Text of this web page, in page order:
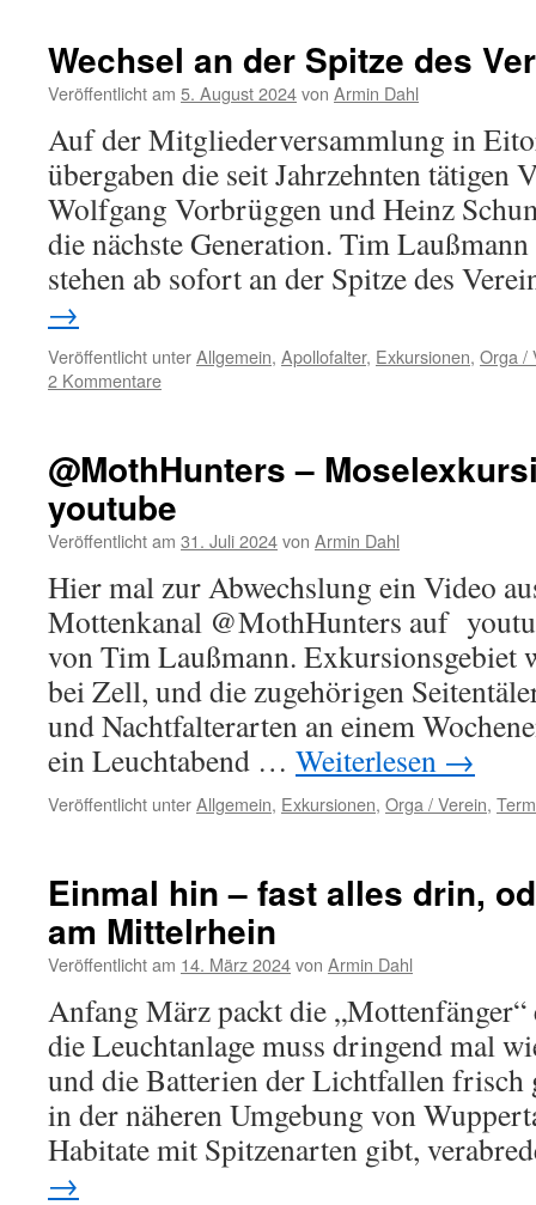
Wechsel an der Spitze des
Veröffentlicht am 5. August 2024von Armin Dahl
Auf der Mitgliederversammlung in
übergaben die seit Jahrzehnten tätigen
Wolfgang Vorbrüggen und Heinz
die nächste Generation. Tim
stehen ab sofort an der Spitze des
→
Veröffentlicht unterAllgemein, Apollofalter, Exkursionen, Orga /
2 Kommentare
@MothHunters –
youtube
Veröffentlicht am 31. Juli 2024von Armin Dahl
Hier mal zur Abwechslung ein Video
Mottenkanal @MothHunters auf
von Tim Laußmann. Exkursionsgebiet
bei Zell, und die zugehörigen
und Nachtfalterarten an einem
ein Leuchtabend … Weiterlesen →
Veröffentlicht unterAllgemein, Exkursionen, Orga / Verein,
Einmal hin – fast alles drin,
am Mittelrhein
Veröffentlicht am 14. März 2024von Armin Dahl
Anfang März packt die „Mottenfänger“
die Leuchtanlage muss dringend mal
und die Batterien der Lichtfallen frisch
in der näheren Umgebung von
Habitate mit Spitzenarten gibt,
→